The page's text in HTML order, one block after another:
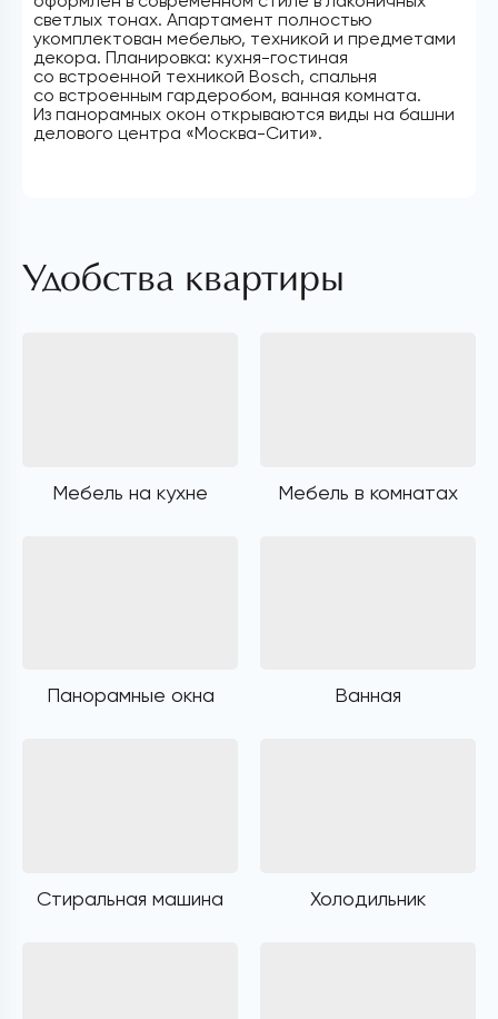
светлых тонах. Апартамент полностью
укомплектован мебелью, техникой и предметами
декора. Планировка: кухня-гостиная
со встроенной техникой Bosch, спальня
со встроенным гардеробом, ванная комната.
Из панорамных окон открываются виды на башни
делового центра «Москва-Сити».
Удобства квартиры
Мебель на кухне Мебель в комнатах
Панорамные окна Ванная
Стиральная машина Холодильник